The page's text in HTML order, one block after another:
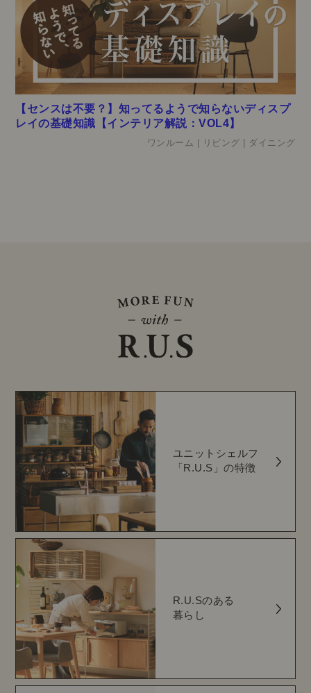
【センスは不要？】知ってるようで知らないディスプ
レイの基礎知識【インテリア解説：VOL4】
ワンルーム | リビング | ダイニング
ユニットシェルフ
「R.U.S」の特徴
R.U.Sのある
暮らし